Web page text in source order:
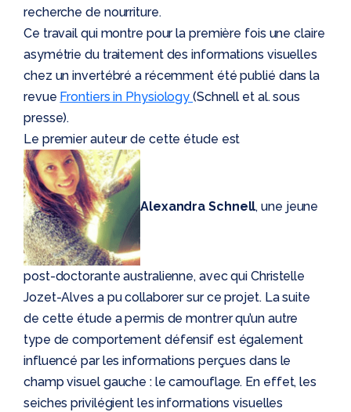
recherche de nourriture.
Ce travail qui montre pour la première fois une claire
asymétrie du traitement des informations visuelles
chez un invertébré a récemment été publié dans la
revue Frontiers in Physiology(Schnell et al. sous
presse).
Le premier auteur de cette étude est
Alexandra Schnell, une jeune
post-doctorante australienne, avec qui Christelle
Jozet-Alves a pu collaborer sur ce projet. La suite
de cette étude a permis de montrer qu’un autre
type de comportement défensif est également
influencé par les informations perçues dans le
champ visuel gauche : le camouflage. En effet, les
seiches privilégient les informations visuelles